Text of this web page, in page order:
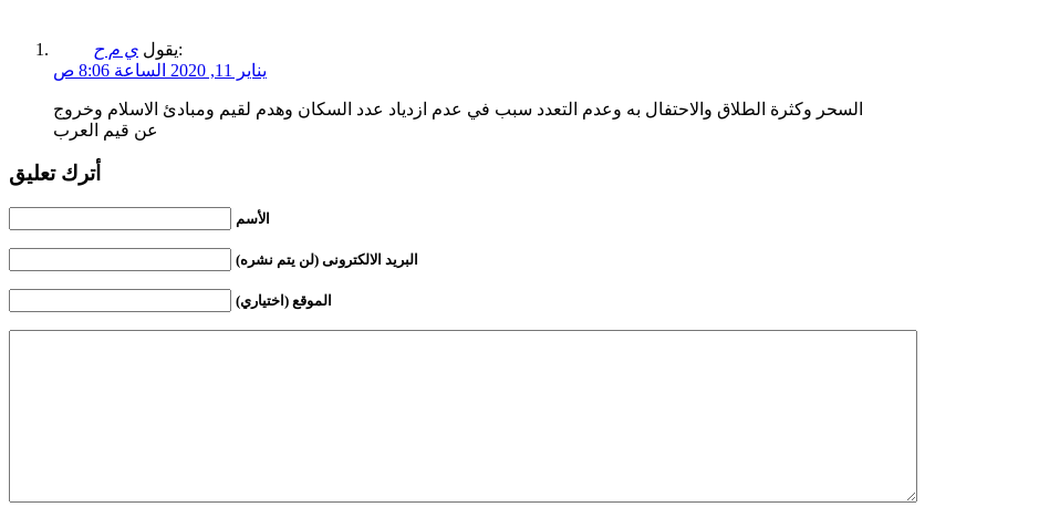
يقول ي م ح
:
يناير 11, 2020 الساعة 8:06 ص
السحر وكثرة الطلاق والاحتفال به وعدم التعدد سبب في عدم ازدياد عدد السكان وهدم لقيم ومبادئ الاسلام وخروج
عن قيم العرب
أترك تعليق
الأسم
البريد الالكترونى (لن يتم نشره)
الموقع (اختياري)